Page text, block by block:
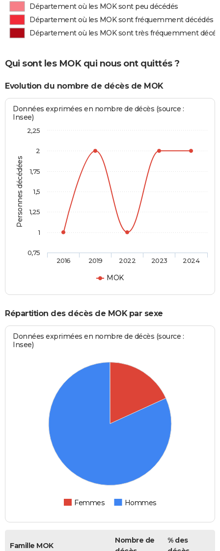
Département où les MOK sont peu décédés
Département où les MOK sont fréquemment décédés
Département où les MOK sont très fréquemment
Qui sont les MOK qui nous ont quittés ?
Evolution du nombre de décès de MOK
Personnes décédées
Données exprimées en nombre de décès (source :
Insee)
MOK
2016 2019 2022 2023 2024
0,75
1
1,25
1,5
1,75
2
2,25
Répartition des décès de MOK par sexe
Données exprimées en nombre de décès (source :
Insee)
Femmes Hommes
Famille MOK
Nombre de
% des